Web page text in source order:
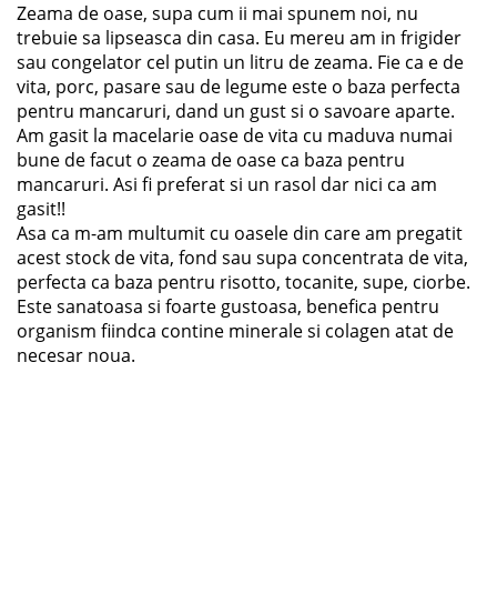
Zeama de oase, supa cum ii mai spunem noi, nu
trebuie sa lipseasca din casa. Eu mereu am in frigider
sau congelator cel putin un litru de zeama. Fie ca e de
vita, porc, pasare sau de legume este o baza perfecta
pentru mancaruri, dand un gust si o savoare aparte.
Am gasit la macelarie oase de vita cu maduva numai
bune de facut o zeama de oase ca baza pentru
mancaruri. Asi fi preferat si un rasol dar nici ca am
gasit!!
Asa ca m-am multumit cu oasele din care am pregatit
acest stock de vita, fond sau supa concentrata de vita,
perfecta ca baza pentru risotto, tocanite, supe, ciorbe.
Este sanatoasa si foarte gustoasa, benefica pentru
organism fiindca contine minerale si colagen atat de
necesar noua.